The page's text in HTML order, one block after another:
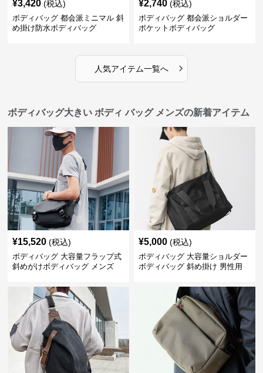
¥3,420 (税込)
ボディバッグ 都会派ミニマル 斜
め掛け防水ボディバッグ
¥2,740 (税込)
ボディバッグ 都会派ショルダー
ポケットボディバッグ
人気アイテム一覧へ ›
ボディバッグ大きい ボディ バッグ メンズの新着アイテム
¥15,520 (税込)
ボディバッグ 大容量フラップ式
斜めがけボディバッグ メンズ
¥5,000 (税込)
ボディバッグ 大容量ショルダー
ボディバッグ 斜め掛け 男性用